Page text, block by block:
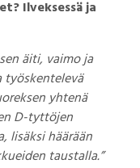
Ilveksessä ja
äiti, vaimo ja
työskentelevä
yhtenä
D-tyttöjen
lisäksi häärään
taustalla.”